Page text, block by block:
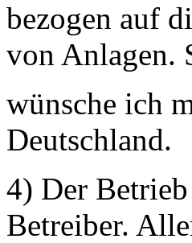
bezogen auf
von Anlagen.
wünsche ich
Deutschland.
4) Der
Betreiber.